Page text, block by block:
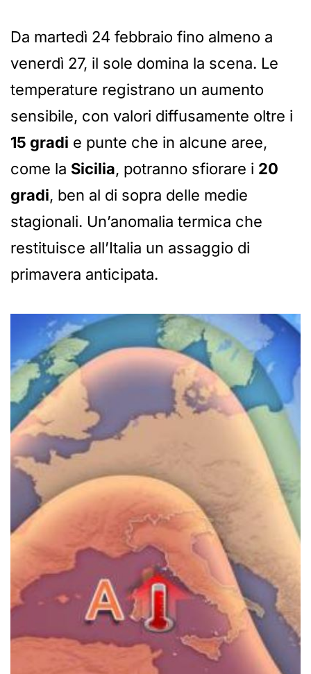
Da martedì 24 febbraio fino almeno a
venerdì 27, il sole domina la scena. Le
temperature registrano un aumento
sensibile, con valori diffusamente oltre i
15 gradi e punte che in alcune aree,
come la Sicilia, potranno sfiorare i 20
gradi, ben al di sopra delle medie
stagionali. Un’anomalia termica che
restituisce all’Italia un assaggio di
primavera anticipata.